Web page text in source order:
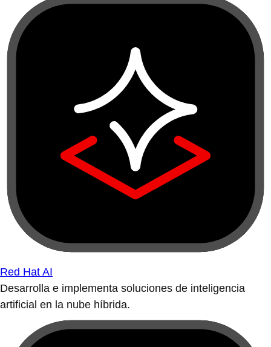
Red Hat AI
Desarrolla e implementa soluciones de inteligencia
artificial en la nube híbrida.